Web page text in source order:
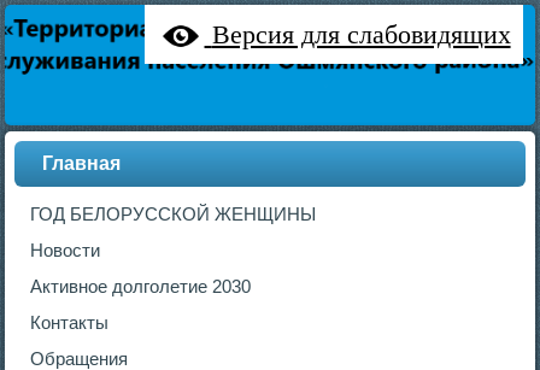
Версия для слабовидящих
Главная
ГОД БЕЛОРУССКОЙ ЖЕНЩИНЫ
Новости
Активное долголетие 2030
Контакты
Обращения